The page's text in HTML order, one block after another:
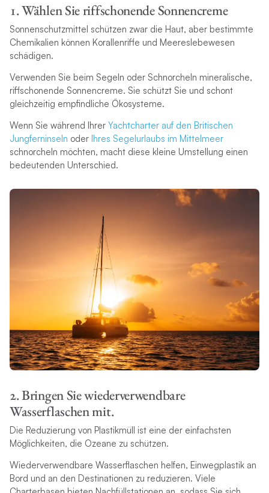
1. Wählen Sie riffschonende Sonnencreme
Sonnenschutzmittel schützen zwar die Haut, aber bestimmte
Chemikalien können Korallenriffe und Meereslebewesen
schädigen.
Verwenden Sie beim Segeln oder Schnorcheln mineralische,
riffschonende Sonnencreme. Sie schützt Sie und schont
gleichzeitig empfindliche Ökosysteme.
Wenn Sie während Ihrer Yachtcharter auf den Britischen
Jungferninseln oder Ihres Segelurlaubs im Mittelmeer
schnorcheln möchten, macht diese kleine Umstellung einen
bedeutenden Unterschied.
2. Bringen Sie wiederverwendbare
Wasserflaschen mit.
Die Reduzierung von Plastikmüll ist eine der einfachsten
Möglichkeiten, die Ozeane zu schützen.
Wiederverwendbare Wasserflaschen helfen, Einwegplastik an
Bord und an den Destinationen zu reduzieren. Viele